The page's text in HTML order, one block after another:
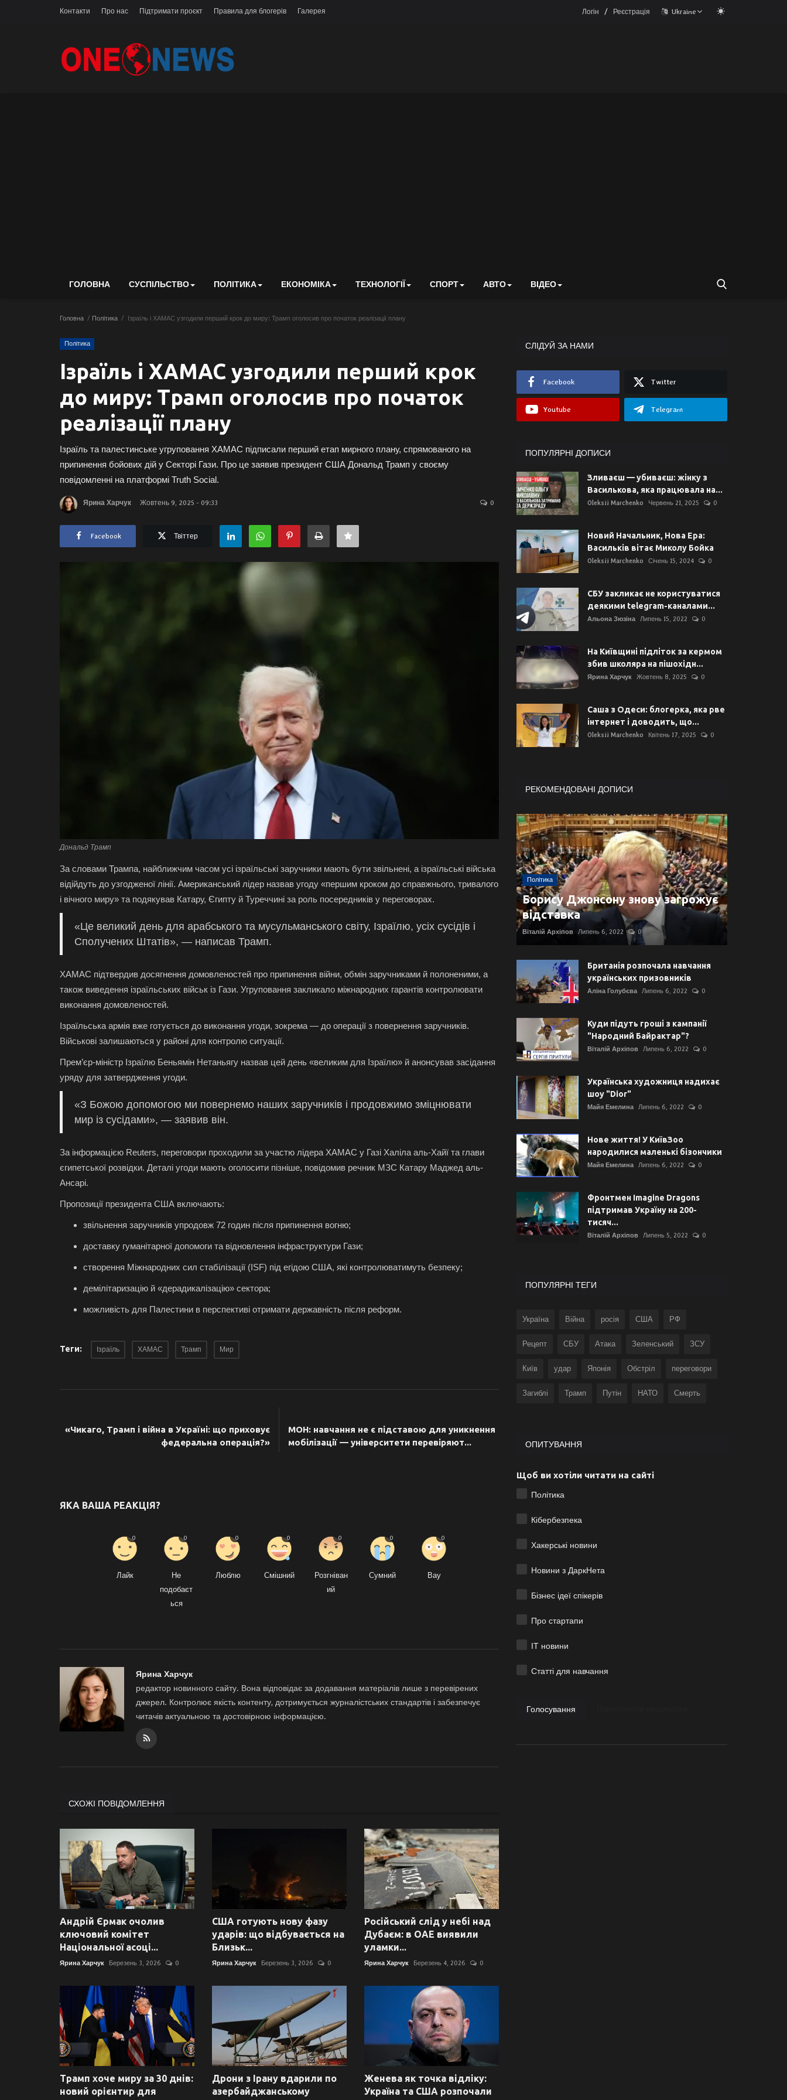
Контакти Про нас Підтримати проєкт Правила для блогерів Галерея Логін / Реєстрація Ukraine
ГОЛОВНА СУСПІЛЬСТВО ПОЛІТИКА ЕКОНОМІКА ТЕХНОЛОГІЇ СПОРТ АВТО ВІДЕО
Головна Політика Ізраїль і ХАМАС узгодили перший крок до миру: Трамп оголосив про початок реалізації плану
Політика
Ізраїль і ХАМАС узгодили перший крок
до миру: Трамп оголосив про початок
реалізації плану
Ізраїль та палестинське угруповання ХАМАС підписали перший етап мирного плану, спрямованого на
припинення бойових дій у Секторі Гази. Про це заявив президент США Дональд Трамп у своєму
повідомленні на платформі Truth Social.
Ярина Харчук Жовтень 9, 2025 - 09:33 0
Facebook Твіттер
Дональд Трамп
За словами Трампа, найближчим часом усі ізраїльські заручники мають бути звільнені, а ізраїльські війська
відійдуть до узгодженої лінії. Американський лідер назвав угоду «першим кроком до справжнього, тривалого
і вічного миру» та подякував Катару, Єгипту й Туреччині за роль посередників у переговорах.
«Це великий день для арабського та мусульманського світу, Ізраїлю, усіх сусідів і
Сполучених Штатів», — написав Трамп.
ХАМАС підтвердив досягнення домовленостей про припинення війни, обмін заручниками й полоненими, а
також виведення ізраїльських військ із Гази. Угруповання закликало міжнародних гарантів контролювати
виконання домовленостей.
Ізраїльська армія вже готується до виконання угоди, зокрема — до операції з повернення заручників.
Військові залишаються у районі для контролю ситуації.
Прем’єр-міністр Ізраїлю Беньямін Нетаньягу назвав цей день «великим для Ізраїлю» й анонсував засідання
уряду для затвердження угоди.
«З Божою допомогою ми повернемо наших заручників і продовжимо зміцнювати
мир із сусідами», — заявив він.
За інформацією Reuters, переговори проходили за участю лідера ХАМАС у Газі Халіла аль-Хайї та глави
єгипетської розвідки. Деталі угоди мають оголосити пізніше, повідомив речник МЗС Катару Маджед аль-
Ансарі.
Пропозиції президента США включають:
звільнення заручників упродовж 72 годин після припинення вогню;
доставку гуманітарної допомоги та відновлення інфраструктури Гази;
створення Міжнародних сил стабілізації (ISF) під егідою США, які контролюватимуть безпеку;
демілітаризацію й «дерадикалізацію» сектора;
можливість для Палестини в перспективі отримати державність після реформ.
Теги: Ізраїль ХАМАС Трамп Мир
«Чикаго, Трамп і війна в Україні: що приховує
федеральна операція?»
МОН: навчання не є підставою для уникнення
мобілізації — університети перевіряют...
ЯКА ВАША РЕАКЦІЯ?
Лайк
0
Не
подобаєт
ься
0
Люблю
0
Смішний
0
Розгніван
ий
0
Сумний
0
Вау
0
Ярина Харчук
редактор новинного сайту. Вона відповідає за додавання матеріалів лише з перевірених
джерел. Контролює якість контенту, дотримується журналістських стандартів і забезпечує
читачів актуальною та достовірною інформацією.
СХОЖІ ПОВІДОМЛЕННЯ
Андрій Єрмак очолив
ключовий комітет
Національної асоці...
Ярина Харчук Березень 3, 2026 0
США готують нову фазу
ударів: що відбувається на
Близьк...
Ярина Харчук Березень 3, 2026 0
Російський слід у небі над
Дубаєм: в ОАЕ виявили
уламки...
Ярина Харчук Березень 4, 2026 0
Трамп хоче миру за 30 днів:
новий орієнтир для
Дрони з Ірану вдарили по
азербайджанському
Женева як точка відліку:
Україна та США розпочали
СЛІДУЙ ЗА НАМИ
Facebook Twitter
Youtube Telegram
ПОПУЛЯРНІ ДОПИСИ
Зливаєш — убиваєш: жінку з
Василькова, яка працювала на...
Oleksii Marchenko Червень 21, 2025 0
Новий Начальник, Нова Ера:
Васильків вітає Миколу Бойка
Oleksii Marchenko Січень 15, 2024 0
СБУ закликає не користуватися
деякими telegram-каналами...
Альона Зюзіна Липень 15, 2022 0
На Київщині підліток за кермом
збив школяра на пішохідн...
Ярина Харчук Жовтень 8, 2025 0
Саша з Одеси: блогерка, яка рве
інтернет і доводить, що...
Oleksii Marchenko Квітень 17, 2025 0
РЕКОМЕНДОВАНІ ДОПИСИ
Політика
Борису Джонсону знову загрожує
відставка
Віталій Архіпов Липень 6, 2022 0
Британія розпочала навчання
українських призовників
Аліна Голубєва Липень 6, 2022 0
Куди підуть гроші з кампанії
"Народний Байрактар"?
Віталій Архіпов Липень 6, 2022 0
Українська художниця надихає
шоу "Dior"
Майя Емелина Липень 6, 2022 0
Нове життя! У КиївЗоо
народилися маленькі бізончики
Майя Емелина Липень 6, 2022 0
Фронтмен Imagine Dragons
підтримав Україну на 200-
тисяч...
Віталій Архіпов Липень 5, 2022 0
ПОПУЛЯРНІ ТЕГИ
Україна Війна росія США РФ
Рецепт СБУ Атака Зеленський ЗСУ
Київ удар Японія Обстріл переговори
Загиблі Трамп Путін НАТО Смерть
ОПИТУВАННЯ
Щоб ви хотіли читати на сайті
Політика
Кібербезпека
Хакерські новини
Новини з ДаркНета
Бізнес ідеї спікерів
Про стартапи
ІТ новини
Статті для навчання
Голосування